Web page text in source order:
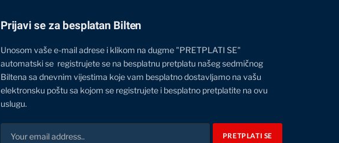
Prijavi se za besplatan Bilten
Unosom vaše e-mail adrese i klikom na dugme "PRETPLATI SE"
automatski se registrujete se na besplatnu pretplatu našeg sedmičnog
Biltena sa dnevnim vijestima koje vam besplatno dostavljamo na vašu
elektronsku poštu sa kojom se registrujete i besplatno pretplatite na ovu
uslugu.